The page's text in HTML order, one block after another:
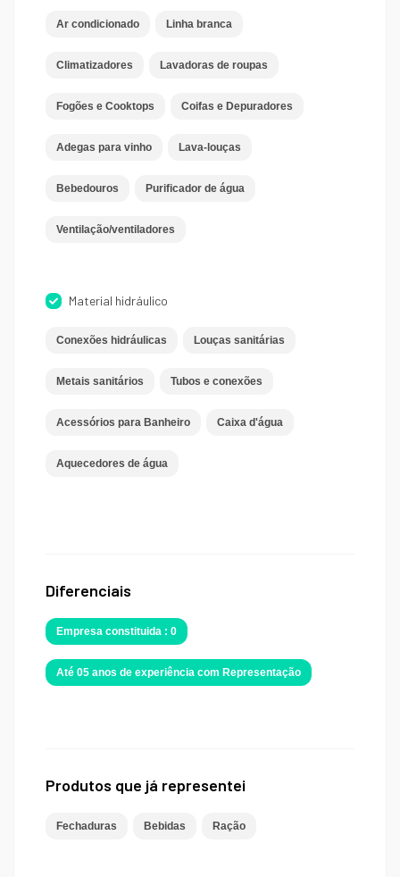
Ar condicionado Linha branca
Climatizadores Lavadoras de roupas
Fogões e Cooktops Coifas e Depuradores
Adegas para vinho Lava-louças
Bebedouros Purificador de água
Ventilação/ventiladores
Material hidráulico
Conexões hidráulicas Louças sanitárias
Metais sanitários Tubos e conexões
Acessórios para Banheiro Caixa d'água
Aquecedores de água
Diferenciais
Empresa constituida : 0
Até 05 anos de experiência com Representação
Produtos que já representei
Fechaduras Bebidas Ração